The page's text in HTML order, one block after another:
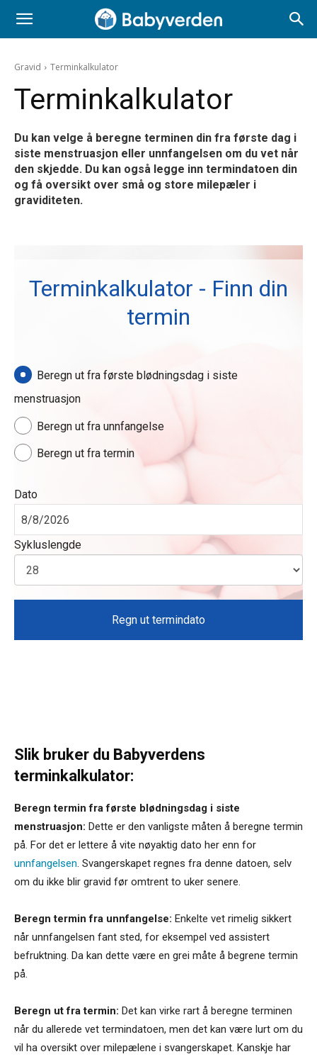
Gravid Terminkalkulator
Terminkalkulator
Du kan velge å beregne terminen din fra første dag i
siste menstruasjon eller unnfangelsen om du vet når
den skjedde. Du kan også legge inn termindatoen din
og få oversikt over små og store milepæler i
graviditeten.
Terminkalkulator - Finn din
termin
Beregn ut fra første blødningsdag i siste
menstruasjon
Beregn ut fra unnfangelse
Beregn ut fra termin
Dato
Sykluslengde
Regn ut termindato
Slik bruker du Babyverdens
terminkalkulator:
Beregn termin fra første blødningsdag i siste
menstruasjon: Dette er den vanligste måten å beregne termin
på. For det er lettere å vite nøyaktig dato her enn for
unnfangelsen. Svangerskapet regnes fra denne datoen, selv
om du ikke blir gravid før omtrent to uker senere.
Beregn termin fra unnfangelse: Enkelte vet rimelig sikkert
når unnfangelsen fant sted, for eksempel ved assistert
befruktning. Da kan dette være en grei måte å begrene termin
på.
Beregn ut fra termin: Det kan virke rart å beregne terminen
når du allerede vet termindatoen, men det kan være lurt om du
vil ha oversikt over milepælene i svangerskapet. Kanskje har